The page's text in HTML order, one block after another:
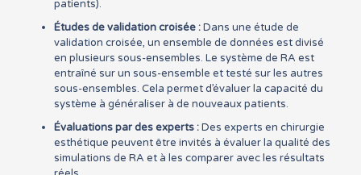
patients).
Études de validation croisée :Dans une étude de
validation croisée, un ensemble de données est divisé
en plusieurs sous-ensembles. Le système de RA est
entraîné sur un sous-ensemble et testé sur les autres
sous-ensembles. Cela permet d’évaluer la capacité du
système à généraliser à de nouveaux patients.
Évaluations par des experts :Des experts en chirurgie
esthétique peuvent être invités à évaluer la qualité des
simulations de RA et à les comparer avec les résultats